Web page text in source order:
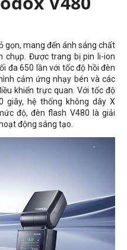
gọn, mang đến ánh sáng chất
chụp. Được trang bị pin li-ion
đa 650 lần với tốc độ hồi đèn
cảm ứng nhạy bén và các
khiển trực quan. Với tốc độ
giây, hệ thống không dây X
độ, đèn flash V480 là giải
động sáng tạo.